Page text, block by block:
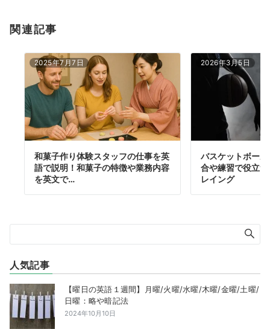
関連記事
2025年7月7日
和菓子作り体験スタッフの仕事を英
語で説明！和菓子の特徴や業務内容
を英文で…
2026年3月5日
バスケットボー
合や練習で役立
レイング
人気記事
【曜日の英語１週間】月曜/火曜/水曜/木曜/金曜/土曜/
日曜：略や暗記法
2024年10月10日